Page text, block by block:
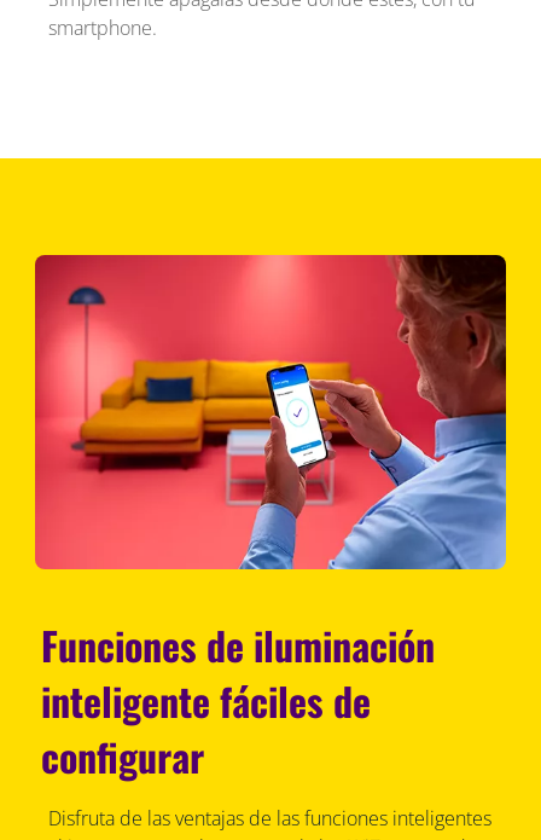
smartphone.
Funciones de iluminación
inteligente fáciles de
configurar
Disfruta de las ventajas de las funciones inteligentes